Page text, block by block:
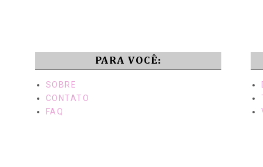
PARA VOCÊ:
SOBRE
CONTATO
FAQ